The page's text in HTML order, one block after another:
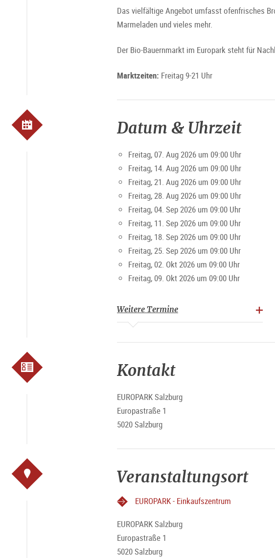
Das vielfältige Angebot umfasst ofenfrisches
Marmeladen und vieles mehr.
Der Bio-Bauernmarkt im Europark steht für
Marktzeiten: Freitag 9-21 Uhr
Datum & Uhrzeit
Freitag, 07. Aug 2026 um 09:00 Uhr
Freitag, 14. Aug 2026 um 09:00 Uhr
Freitag, 21. Aug 2026 um 09:00 Uhr
Freitag, 28. Aug 2026 um 09:00 Uhr
Freitag, 04. Sep 2026 um 09:00 Uhr
Freitag, 11. Sep 2026 um 09:00 Uhr
Freitag, 18. Sep 2026 um 09:00 Uhr
Freitag, 25. Sep 2026 um 09:00 Uhr
Freitag, 02. Okt 2026 um 09:00 Uhr
Freitag, 09. Okt 2026 um 09:00 Uhr
Weitere Termine
Kontakt
EUROPARK Salzburg
Europastraße 1
5020 Salzburg
Veranstaltungsort
EUROPARK - Einkaufszentrum
EUROPARK Salzburg
Europastraße 1
5020 Salzburg